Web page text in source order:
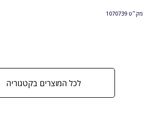
מק״ט1070739
לכל המוצרים בקטגוריה